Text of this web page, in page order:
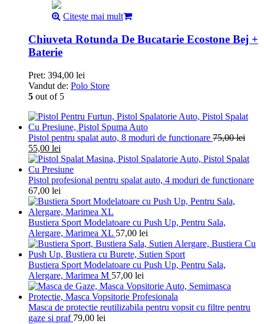
Citește mai mult
Chiuveta Rotunda De Bucatarie Ecostone Bej +
Baterie
Pret: 394,00 lei
Vandut de: Polo Store
5 out of 5
Pistol pentru spalat auto, 8 moduri de functionare 75,00lei
55,00 lei
Pistol profesional pentru spalat auto, 4 moduri de functionare
67,00 lei
Bustiera Sport Modelatoare cu Push Up, Pentru Sala,
Alergare, Marimea XL 57,00 lei
Bustiera Sport Modelatoare cu Push Up, Pentru Sala,
Alergare, Marimea M 57,00 lei
Masca de protectie reutilizabila pentru vopsit cu filtre pentru
gaze si praf 79,00 lei